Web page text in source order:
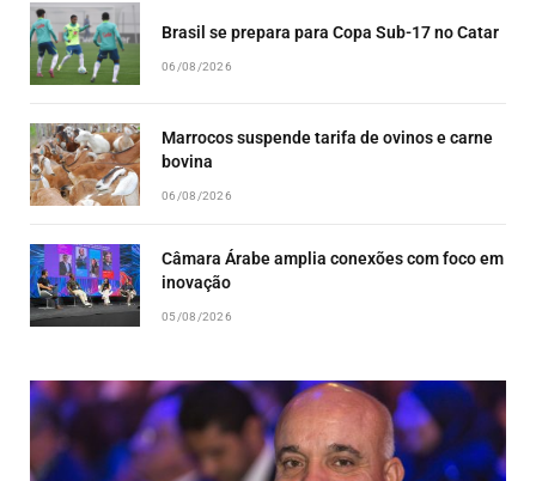
Brasil se prepara para Copa Sub-17 no Catar
06/08/2026
Marrocos suspende tarifa de ovinos e carne
bovina
06/08/2026
Câmara Árabe amplia conexões com foco em
inovação
05/08/2026